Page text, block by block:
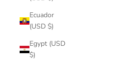
Ecuador
(USD $)
Egypt (USD
$)